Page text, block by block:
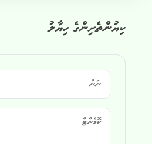
ކިޔުންތެރިންގެ ހިޔާލު